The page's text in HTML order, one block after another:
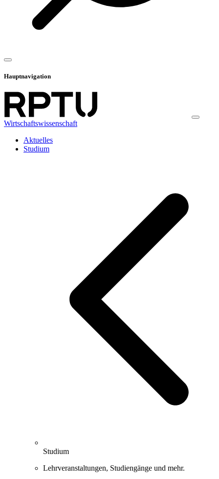
Hauptnavigation
Wirtschaftswissenschaft
Aktuelles
Studium
Studium
Lehrveranstaltungen, Studiengänge und mehr.